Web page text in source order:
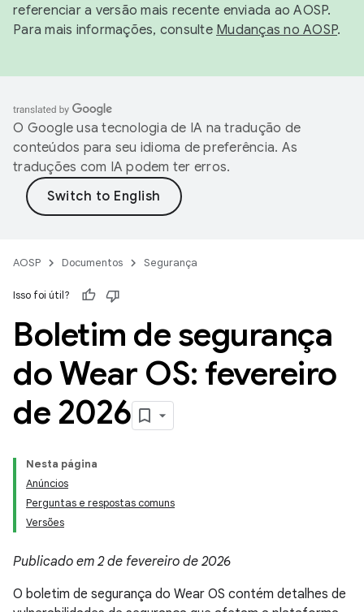
referenciar a versão mais recente enviada ao AOSP.
Para mais informações, consulte Mudanças no AOSP.
O Google usa tecnologia de IA na tradução de
conteúdos para seu idioma de preferência. As
traduções com IA podem ter erros.
AOSP Documentos Segurança
Isso foi útil?
Boletim de segurança
do Wear OS: fevereiro
de 2026
Nesta página
Anúncios
Perguntas e respostas comuns
Versões
Publicado em 2 de fevereiro de 2026
O boletim de segurança do Wear OS contém detalhes de